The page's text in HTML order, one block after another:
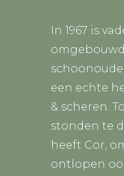
In 1967 is
een echte
& scheren.
stonden te
heeft Cor,
ontlopen